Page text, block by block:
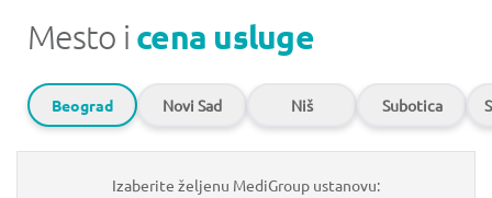
Mesto i cena usluge
Beograd Novi Sad Niš Subotica
Izaberite željenu MediGroup ustanovu: